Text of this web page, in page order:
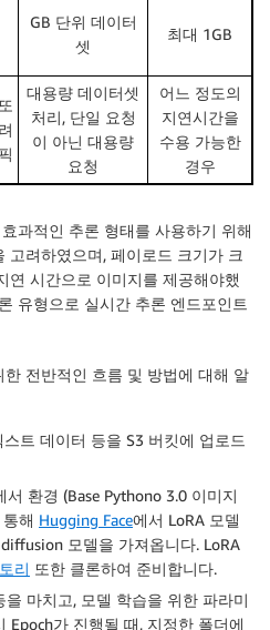
GB 단위 데이터
셋
최대 1GB
대용량 데이터셋
처리, 단일 요청
이 아닌 대용량
요청
어느 정도의
지연시간을
수용 가능한
경우
과적인 추론 형태를 사용하기 위해
고려하였으며, 페이로드 크기가 크
연 시간으로 이미지를 제공해야했
유형으로 실시간 추론 엔드포인트
전반적인 흐름 및 방법에 대해 알
트 데이터 등을 S3 버킷에 업로드
서 환경 (Base Pythono 3.0 이미지
해 Hugging Face에서 LoRA 모델
모델을 가져옵니다. LoRA
리 또한 클론하여 준비합니다.
을 마치고, 모델 학습을 위한 파라미
Epoch가 진행될 때, 지정한 폴더에